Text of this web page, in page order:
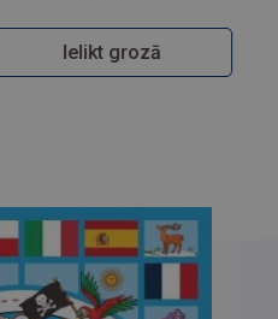
Ielikt grozā